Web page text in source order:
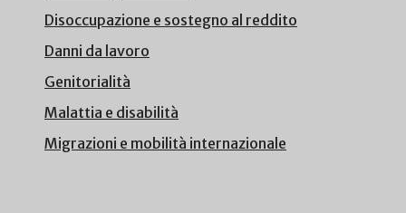
Disoccupazione e sostegno al reddito
Danni da lavoro
Genitorialità
Malattia e disabilità
Migrazioni e mobilità internazionale